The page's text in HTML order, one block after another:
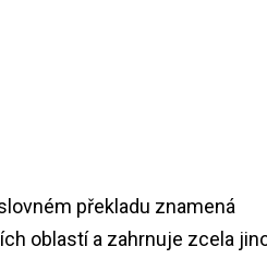
překladu znamená
oblastí a zahrnuje zcela